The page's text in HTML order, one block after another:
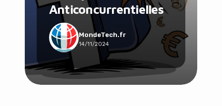
Anticoncurrentielles
MondeTech.fr
14/11/2024
Social & Communauté
Tech & Développement
Travail & Productivité
Voyage